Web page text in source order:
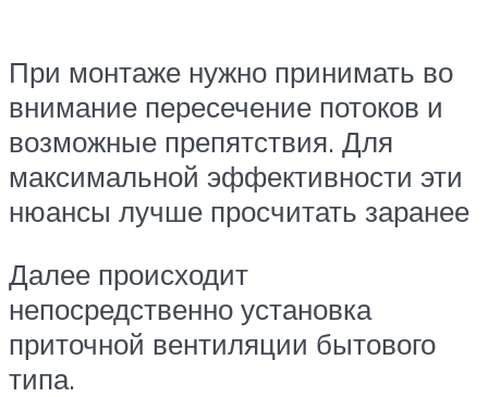
При монтаже нужно принимать во
внимание пересечение потоков и
возможные препятствия. Для
максимальной эффективности эти
нюансы лучше просчитать заранее
Далее происходит
непосредственно установка
приточной вентиляции бытового
типа.